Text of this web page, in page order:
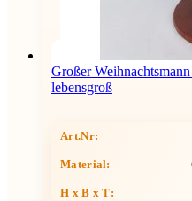
Großer
lebensgroß
Art.Nr:
Material:
H x B x T: